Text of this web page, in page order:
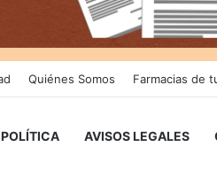
Quiénes Somos Farmacias de
POLÍTICA AVISOS LEGALES